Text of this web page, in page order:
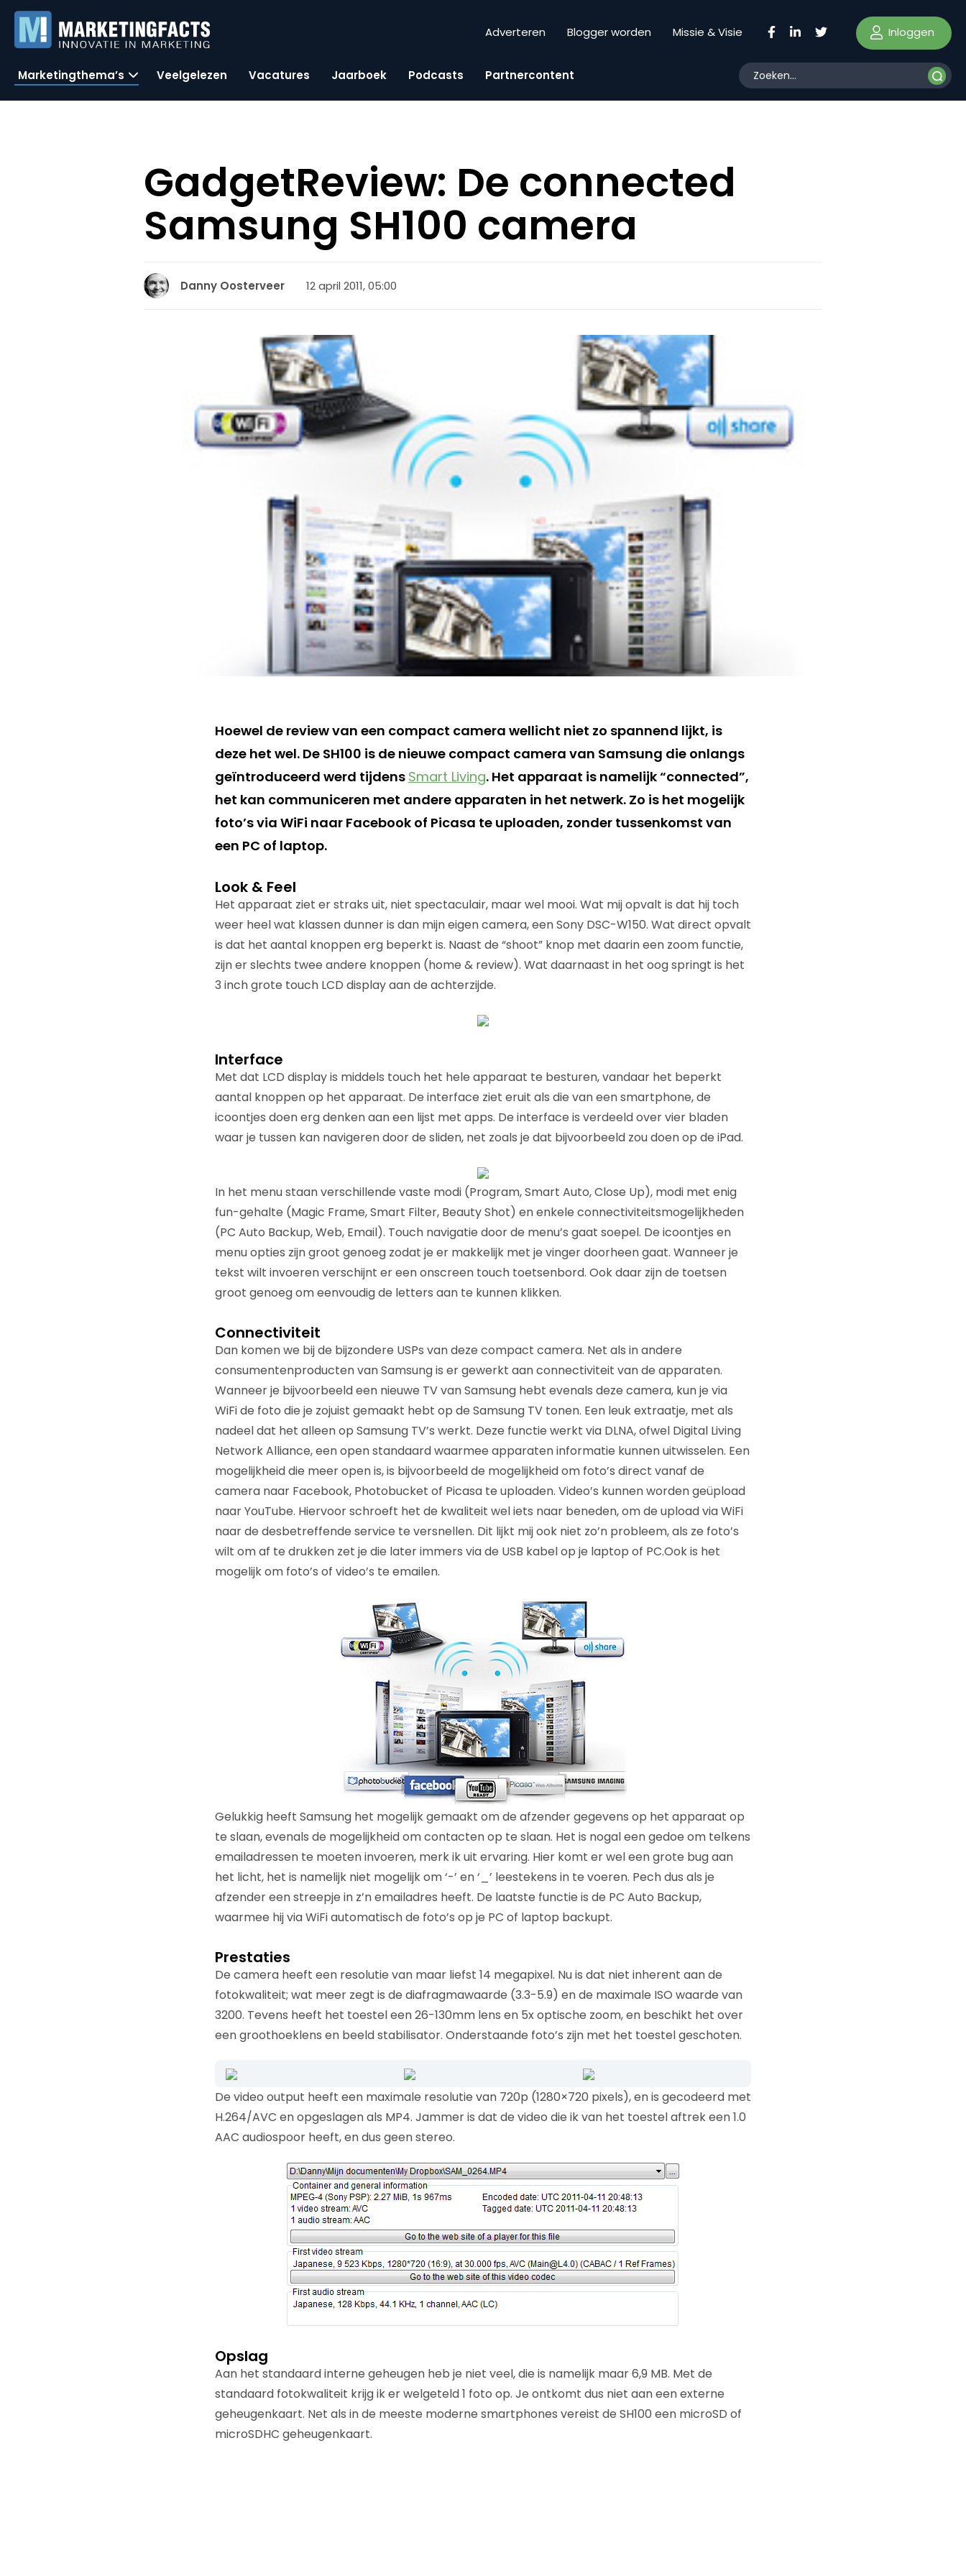
Adverteren Blogger worden Missie & Visie Inloggen
Marketingthema’s Veelgelezen Vacatures Jaarboek Podcasts Partnercontent
GadgetReview: De connected
Samsung SH100 camera
Danny Oosterveer 12 april 2011, 05:00
Hoewel de review van een compact camera wellicht niet zo spannend lijkt, is
deze het wel. De SH100 is de nieuwe compact camera van Samsung die onlangs
geïntroduceerd werd tijdens Smart Living. Het apparaat is namelijk “connected”,
het kan communiceren met andere apparaten in het netwerk. Zo is het mogelijk
foto’s via WiFi naar Facebook of Picasa te uploaden, zonder tussenkomst van
een PC of laptop.
Look & Feel
Het apparaat ziet er straks uit, niet spectaculair, maar wel mooi. Wat mij opvalt is dat hij toch
weer heel wat klassen dunner is dan mijn eigen camera, een Sony DSC-W150. Wat direct opvalt
is dat het aantal knoppen erg beperkt is. Naast de “shoot” knop met daarin een zoom functie,
zijn er slechts twee andere knoppen (home & review). Wat daarnaast in het oog springt is het
3 inch grote touch LCD display aan de achterzijde.
Interface
Met dat LCD display is middels touch het hele apparaat te besturen, vandaar het beperkt
aantal knoppen op het apparaat. De interface ziet eruit als die van een smartphone, de
icoontjes doen erg denken aan een lijst met apps. De interface is verdeeld over vier bladen
waar je tussen kan navigeren door de sliden, net zoals je dat bijvoorbeeld zou doen op de iPad.
In het menu staan verschillende vaste modi (Program, Smart Auto, Close Up), modi met enig
fun-gehalte (Magic Frame, Smart Filter, Beauty Shot) en enkele connectiviteitsmogelijkheden
(PC Auto Backup, Web, Email). Touch navigatie door de menu’s gaat soepel. De icoontjes en
menu opties zijn groot genoeg zodat je er makkelijk met je vinger doorheen gaat. Wanneer je
tekst wilt invoeren verschijnt er een onscreen touch toetsenbord. Ook daar zijn de toetsen
groot genoeg om eenvoudig de letters aan te kunnen klikken.
Connectiviteit
Dan komen we bij de bijzondere USPs van deze compact camera. Net als in andere
consumentenproducten van Samsung is er gewerkt aan connectiviteit van de apparaten.
Wanneer je bijvoorbeeld een nieuwe TV van Samsung hebt evenals deze camera, kun je via
WiFi de foto die je zojuist gemaakt hebt op de Samsung TV tonen. Een leuk extraatje, met als
nadeel dat het alleen op Samsung TV’s werkt. Deze functie werkt via DLNA, ofwel Digital Living
Network Alliance, een open standaard waarmee apparaten informatie kunnen uitwisselen. Een
mogelijkheid die meer open is, is bijvoorbeeld de mogelijkheid om foto’s direct vanaf de
camera naar Facebook, Photobucket of Picasa te uploaden. Video’s kunnen worden geüpload
naar YouTube. Hiervoor schroeft het de kwaliteit wel iets naar beneden, om de upload via WiFi
naar de desbetreffende service te versnellen. Dit lijkt mij ook niet zo’n probleem, als ze foto’s
wilt om af te drukken zet je die later immers via de USB kabel op je laptop of PC.Ook is het
mogelijk om foto’s of video’s te emailen.
Gelukkig heeft Samsung het mogelijk gemaakt om de afzender gegevens op het apparaat op
te slaan, evenals de mogelijkheid om contacten op te slaan. Het is nogal een gedoe om telkens
emailadressen te moeten invoeren, merk ik uit ervaring. Hier komt er wel een grote bug aan
het licht, het is namelijk niet mogelijk om ‘-’ en ‘_’ leestekens in te voeren. Pech dus als je
afzender een streepje in z’n emailadres heeft. De laatste functie is de PC Auto Backup,
waarmee hij via WiFi automatisch de foto’s op je PC of laptop backupt.
Prestaties
De camera heeft een resolutie van maar liefst 14 megapixel. Nu is dat niet inherent aan de
fotokwaliteit; wat meer zegt is de diafragmawaarde (3.3-5.9) en de maximale ISO waarde van
3200. Tevens heeft het toestel een 26-130mm lens en 5x optische zoom, en beschikt het over
een groothoeklens en beeld stabilisator. Onderstaande foto’s zijn met het toestel geschoten.
De video output heeft een maximale resolutie van 720p (1280×720 pixels), en is gecodeerd met
H.264/AVC en opgeslagen als MP4. Jammer is dat de video die ik van het toestel aftrek een 1.0
AAC audiospoor heeft, en dus geen stereo.
Opslag
Aan het standaard interne geheugen heb je niet veel, die is namelijk maar 6,9 MB. Met de
standaard fotokwaliteit krijg ik er welgeteld 1 foto op. Je ontkomt dus niet aan een externe
geheugenkaart. Net als in de meeste moderne smartphones vereist de SH100 een microSD of
microSDHC geheugenkaart.